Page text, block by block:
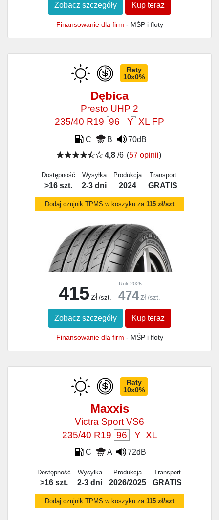
Zobacz szczegóły Kup teraz
Finansowanie dla firm - MŚP i floty
Raty
10x0%
Dębica
Presto UHP 2
235/40 R19 96 Y XL FP
C B
70dB
4,8/6 (57 opinii)
Dostępność
>16 szt.
Wysyłka
2-3 dni
Produkcja
2024
Transport
GRATIS
Dodaj czujnik TPMS w koszyku za 115 zł/szt
415 zł /szt.
Rok 2025
474 zł /szt.
Zobacz szczegóły Kup teraz
Finansowanie dla firm - MŚP i floty
Raty
10x0%
Maxxis
Victra Sport VS6
235/40 R19 96 Y XL
C A 72dB
Dostępność
>16 szt.
Wysyłka
2-3 dni
Produkcja
2026/2025
Transport
GRATIS
Dodaj czujnik TPMS w koszyku za 115 zł/szt